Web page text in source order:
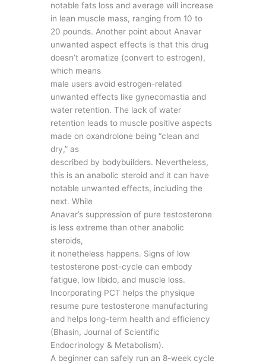
notable fats loss and average will increase
in lean muscle mass, ranging from 10 to
20 pounds. Another point about Anavar
unwanted aspect effects is that this drug
doesn’t aromatize (convert to estrogen),
which means
male users avoid estrogen-related
unwanted effects like gynecomastia and
water retention. The lack of water
retention leads to muscle positive aspects
made on oxandrolone being “clean and
dry,” as
described by bodybuilders. Nevertheless,
this is an anabolic steroid and it can have
notable unwanted effects, including the
next. While
Anavar’s suppression of pure testosterone
is less extreme than other anabolic
steroids,
it nonetheless happens. Signs of low
testosterone post-cycle can embody
fatigue, low libido, and muscle loss.
Incorporating PCT helps the physique
resume pure testosterone manufacturing
and helps long-term health and efficiency
(Bhasin, Journal of Scientific
Endocrinology & Metabolism).
A beginner can safely run an 8-week cycle